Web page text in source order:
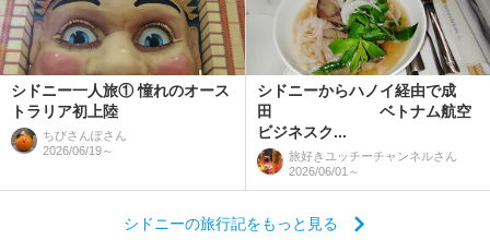
シドニー一人旅① 憧れのオース
トラリア初上陸
ちびさんぽさん
2026/06/19～
シドニーからハノイ経由で成
田 ベトナム航空
ビジネスク...
旅好きユッチーチャンネルさん
2026/06/01～
シドニーの旅行記をもっと見る